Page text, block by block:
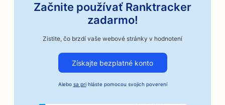
SEO pre autoservisy
SEO pre remeselné pražiarne kávy
SEO pre služby kaucií
Začnite používať Ranktracker
zadarmo!
Zistite, čo brzdí vaše webové stránky v hodnotení
Získajte bezplatné konto
Alebo sa prihláste pomocou svojich poverení